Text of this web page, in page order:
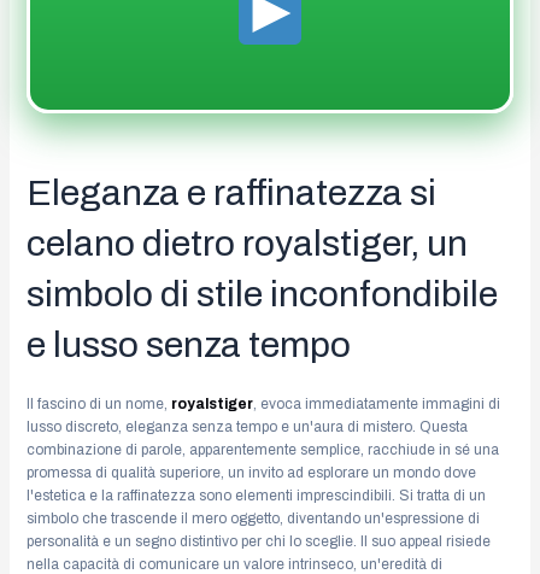
Eleganza e raffinatezza si
celano dietro royalstiger, un
simbolo di stile inconfondibile
e lusso senza tempo
Il fascino di un nome, royalstiger, evoca immediatamente immagini di
lusso discreto, eleganza senza tempo e un'aura di mistero. Questa
combinazione di parole, apparentemente semplice, racchiude in sé una
promessa di qualità superiore, un invito ad esplorare un mondo dove
l'estetica e la raffinatezza sono elementi imprescindibili. Si tratta di un
simbolo che trascende il mero oggetto, diventando un'espressione di
personalità e un segno distintivo per chi lo sceglie. Il suo appeal risiede
nella capacità di comunicare un valore intrinseco, un'eredità di